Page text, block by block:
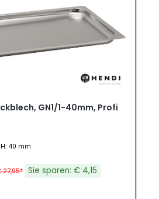
GN1/1-40mm, Profi
40 mm
27,95* Sie sparen: € 4,15